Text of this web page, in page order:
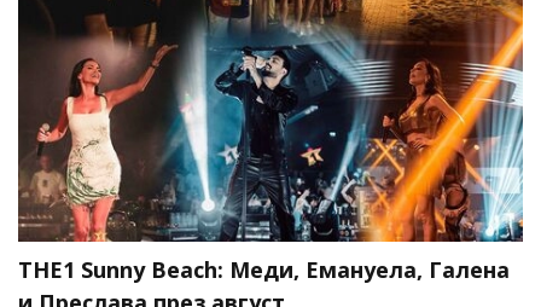
THE1 Sunny Beach: Меди, Емануела, Галена